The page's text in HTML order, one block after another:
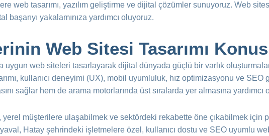
web tasarımı, yazılım geliştirme ve dijital çözümler sunuyoruz. Web
yakalamınıza yardımcı oluyoruz.
Web Sitesi Tasarımı
uygun web siteleri tasarlayarak dijital dünyada güçlü bir varlık
kullanıcı deneyimi (UX), mobil uyumluluk, hız optimizasyonu ve
sağlar hem de arama motorlarında üst sıralarda yer almasına yardımcı
müşterilere ulaşabilmek ve sektördeki rekabette öne çıkabilmek için
Hatay şehrindeki işletmelere özel, kullanıcı dostu ve SEO uyumlu